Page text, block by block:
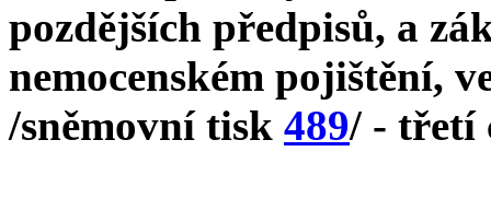
pozdějších předpisů, a
nemocenském pojištění,
/sněmovní tisk 489/ - třetí